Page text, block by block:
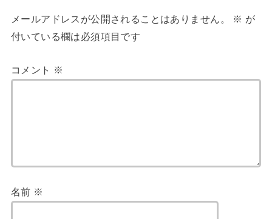
メールアドレスが公開されることはありません。 ※ が
付いている欄は必須項目です
コメント ※
名前 ※